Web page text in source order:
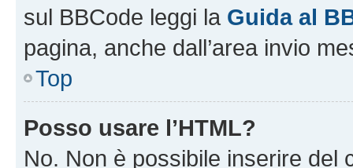
sul BBCode leggi la Guida al
pagina, anche dall’area invio
Top
Posso usare l’HTML?
No. Non è possibile inserire del